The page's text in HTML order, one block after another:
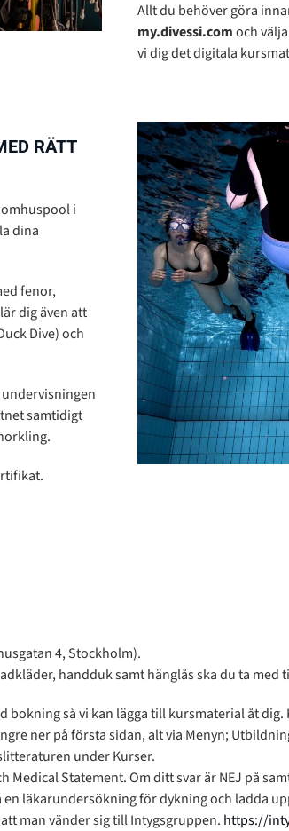
Allt du behöver göra
my.divessi.comoch välja
vi dig det digitala
RÄTT
i
dina
fenor,
dig även att
Dive) och
samtidigt
4, Stockholm).
handduk samt hänglås ska du ta
bokning så vi kan lägga till kursmaterial åt dig.
ner på första sidan, alt via Menyn;
under Kurser.
Medical Statement. Om ditt svar är NEJ på
läkarundersökning för dykning och ladda
man vänder sig till Intygsgruppen. https://